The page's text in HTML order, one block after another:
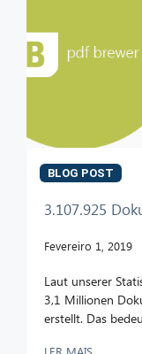
BLOG POST
3.107.925
Fevereiro 1, 2019
Laut unserer
3,1 Millionen
erstellt. Das
LER MAIS